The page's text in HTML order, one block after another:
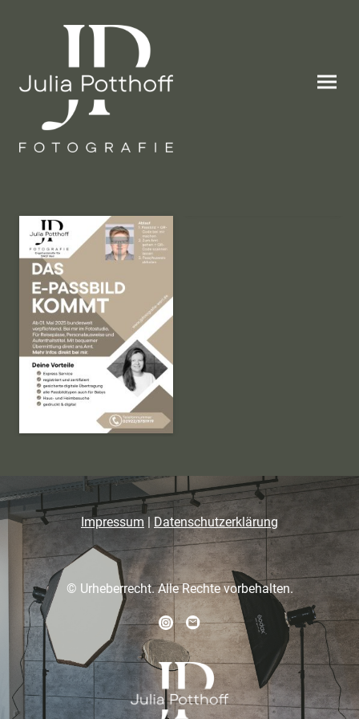
Impressum | Datenschutzerklärung
© Urheberrecht. Alle Rechte vorbehalten.